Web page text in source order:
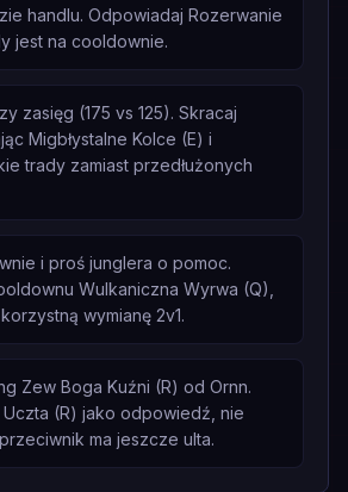
handlu. Odpowiadaj Rozerwanie
jest na cooldownie.
zasięg (175 vs 125). Skracaj
Migbłystalne Kolce (E) i
trady zamiast przedłużonych
i proś junglera o pomoc.
Wulkaniczna Wyrwa (Q),
wymianę 2v1.
Zew Boga Kuźni (R) od Ornn.
Uczta (R) jako odpowiedź, nie
ma jeszcze ulta.